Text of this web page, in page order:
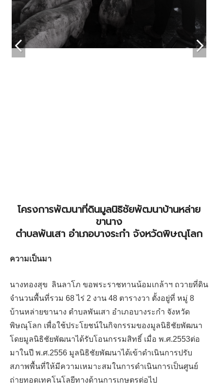
โครงการพัฒนาที่ดินมูลนิธิชัยพัฒนาบ้านหล่าย
ขานาง
ตำบลพันเสา อำเภอบางระกำ จังหวัดพิษณุโลก
ความเป็นมา
นางทองสุข ลินลาโภ ขอพระราชทานน้อมเกล้าฯ ถวายที่ดิน
จำนวนพื้นที่รวม 68 ไร่ 2 งาน 48 ตารางวา ตั้งอยู่ที่ หมู่ 8
บ้านหล่ายขานาง ตำบลพันเสา อำเภอบางระกำ จังหวัด
พิษณุโลก เพื่อใช้ประโยชน์ในกิจกรรมของมูลนิธิชัยพัฒนา
โดยมูลนิธิชัยพัฒนาได้รับโอนกรรมสิทธิ์ เมื่อ พ.ศ.2553ต่อ
มาในปี พ.ศ.2556 มูลนิธิชัยพัฒนาได้เข้าดำเนินการปรับ
สภาพพื้นที่ให้มีความเหมาะสมในการดำเนินการเป็นศูนย์
ถ่ายทอดเทคโนโลยีทางด้านการเกษตรต่อไป